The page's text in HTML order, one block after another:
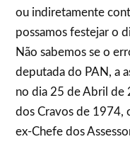
ou indiretamente
possamos festejar o
Não sabemos se o
deputada do PAN, a
no dia 25 de Abril de
dos Cravos de 1974,
ex-Chefe dos